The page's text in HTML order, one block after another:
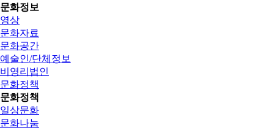
문화정보
영상
문화자료
문화공간
예술인/단체정보
비영리법인
문화정책
문화정책
일상문화
문화나눔